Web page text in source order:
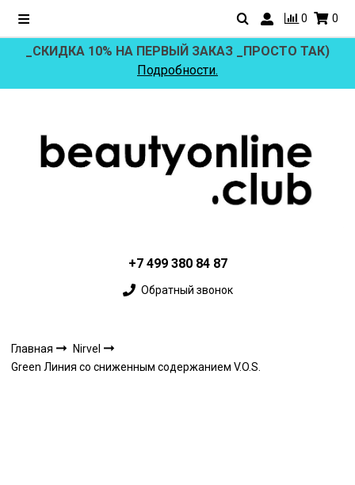
0 0
_СКИДКА 10% НА ПЕРВЫЙ ЗАКАЗ _ПРОСТО ТАК)
Подробности.
+7 499 380 84 87
Обратный звонок
Главная
Nirvel
Green Линия со сниженным содержанием V.O.S.